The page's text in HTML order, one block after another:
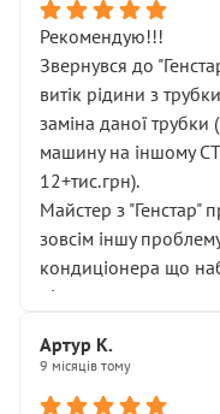
Рекомендую!!!
Звернувся до
витік рідини з
заміна даної трубки
машину на іншому
12+тис.грн).
Майстер з "Генстар"
зовсім іншу
кондиціонера що
підсумку.
Артур К.
9 місяців тому